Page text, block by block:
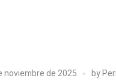
noviembre de 2025 by